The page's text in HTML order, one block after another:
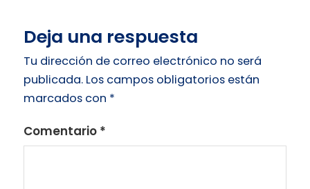
Deja una respuesta
Tu dirección de correo electrónico no será
publicada. Los campos obligatorios están
marcados con *
Comentario *